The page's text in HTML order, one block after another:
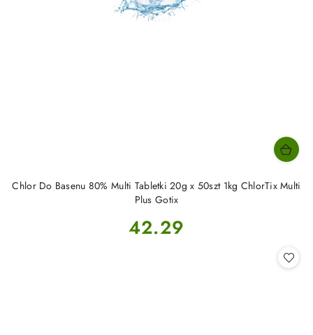
Chlor Do Basenu 80% Multi Tabletki 20g x 50szt 1kg ChlorTix Multi
Plus Gotix
Cena:
42.29